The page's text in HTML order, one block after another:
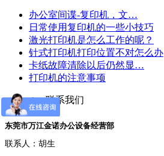
办公室间谍-复印机，文…
日常使用复印机的一些小技巧
激光打印机是怎么工作的呢？
针式打印机打印位置不对怎么办
卡纸故障清除以后仍然显…
打印机的注意事项
contact us联系我们
东莞市万江金诺办公设备经营部
联系人：胡生